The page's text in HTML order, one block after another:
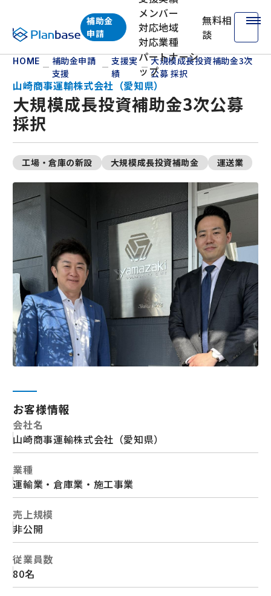
株式会社プランベース
補助金
申請
メンバー
対応地域
対応業種
パートナーシ
ップ
無料相
談
HOME
補助金申請
支援
支援実
績
大規模成長投資補助金3次
公募 採択
山崎商事運輸株式会社（愛知県）
大規模成長投資補助金3次公募
採択
工場・倉庫の新設 大規模成長投資補助金 運送業
お客様情報
会社名
山崎商事運輸株式会社（愛知県）
業種
運輸業・倉庫業・施工事業
売上規模
非公開
従業員数
80名